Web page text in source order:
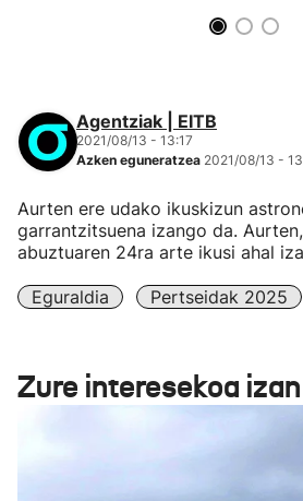
Agentziak | EITB
2021/08/13 - 13:17
Azken eguneratzea 2021/08/13 -
Aurten ere udako ikuskizun
garrantzitsuena izango da.
abuztuaren 24ra arte ikusi ahal
Eguraldia Pertseidak 2025
Zure interesekoa